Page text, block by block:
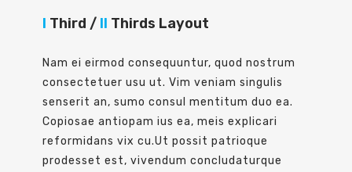
I Third / II Thirds Layout
Nam ei eirmod consequuntur, quod nostrum
consectetuer usu ut. Vim veniam singulis
senserit an, sumo consul mentitum duo ea.
Copiosae antiopam ius ea, meis explicari
reformidans vix cu.Ut possit patrioque
prodesset est, vivendum concludaturque